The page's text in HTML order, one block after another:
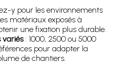
y pour les environnements
matériaux exposés à
une fixation plus durable.
variés: 1000, 2500 ou 5000
pour adapter la
de chantiers.